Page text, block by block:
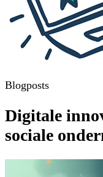
Blogposts
Digitale
sociale